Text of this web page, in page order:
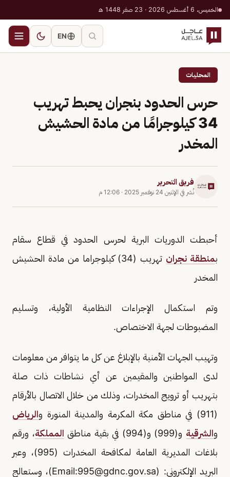
الخميس، 6 أغسطس 2026 · 23 صفر 1448 هـ
EN
المحليات
حرس الحدود بنجران يحبط تهريب
34 كيلوجرامًا من مادة الحشيش
المخدر
فريق التحرير
نُشر في الإثنين 24 نوفمبر 2025 · 12:06 م
أحبطت الدوريات البرية لحرس الحدود في قطاع سقام
بمنطقة نجران
تهريب (34) كيلوجراما من مادة الحشيش
المخدر
وتم استكمال الإجراءات النظامية الأولية، وتسليم
المضبوطات لجهة الاختصاص.
وتهيب الجهات الأمنية بالإبلاغ عن كل ما يتوافر من معلومات
لدى المواطنين والمقيمين عن أي نشاطات ذات صلة
بتهريب أو ترويج المخدرات، وذلك من خلال الاتصال بالأرقام
(911) في مناطق مكة المكرمة والمدينة المنورة و
الرياض
والشرقية و(999) و(994) في بقية مناطق المملكة، ورقم
بلاغات المديرية العامة لمكافحة المخدرات (995)، وعبر
البريد الإلكتروني: (Email:995@gdnc.gov.sa
)، وستعالج